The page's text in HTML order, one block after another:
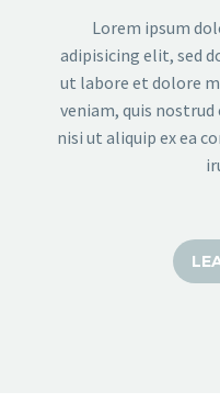
Lorem ipsum
adipisicing elit, sed
ut labore et dolore
veniam, quis
nisi ut aliquip ex ea